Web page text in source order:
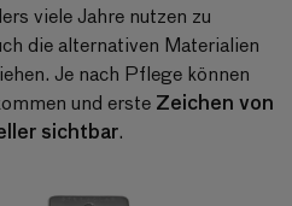
viele Jahre nutzen zu
die alternativen Materialien
Je nach Pflege können
und erste Zeichen von
sichtbar.